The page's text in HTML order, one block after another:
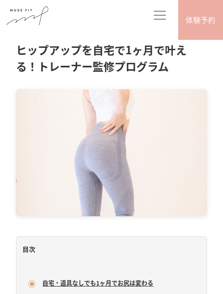
体験予約
ダイエット･ボディメイク
ヒップアップを自宅で1ヶ月で叶え
る！トレーナー監修プログラム
目次
自宅・道具なしでも1ヶ月でお尻は変わる